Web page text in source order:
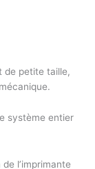
de petite taille,
système entier
l’imprimante